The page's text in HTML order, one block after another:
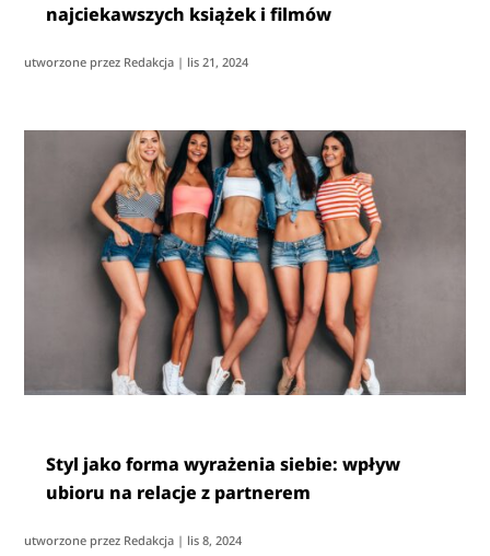
najciekawszych książek i filmów
utworzone przez Redakcja | lis 21, 2024
Styl jako forma wyrażenia siebie: wpływ
ubioru na relacje z partnerem
utworzone przez Redakcja | lis 8, 2024